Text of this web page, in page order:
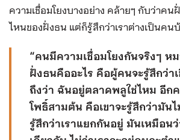
ความเชื่อมโยงบางอย่าง คล้ายๆ กับว่าคน
ไหนของฝั่งธน แต่ก็รู้สึกว่าเราต่างเป็นคน
“คนมีความเชื่อมโยงกันจริงๆ ห
ฝั่งธนคืออะไร คือผู้คนจะรู้สึกว่า
ถึงว่า ฉันอยู่ตลาดพลูใช่ไหม อีก
โพธิ์สามต้น คือเขาจะรู้สึกว่ามันไ
รู้สึกว่าเราแยกกันอยู่ มันเหมือน